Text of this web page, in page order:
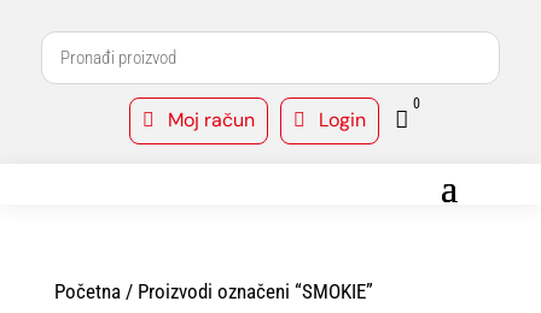
 Moj račun  Login 
0
Početna/ Proizvodi označeni “SMOKIE”